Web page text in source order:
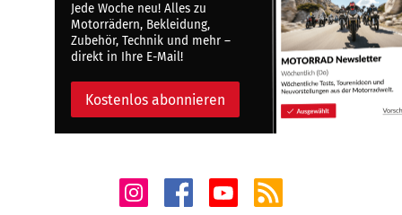
Jede Woche neu! Alles zu
Motorrädern, Bekleidung,
Zubehör, Technik und mehr –
direkt in Ihre E-Mail!
Kostenlos abonnieren